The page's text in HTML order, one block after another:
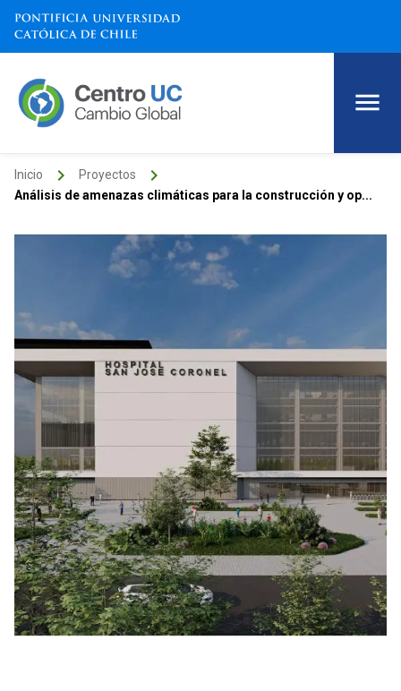
Inicio keyboard_arrow_right Proyectos keyboard_arrow_right
Análisis de amenazas climáticas para la construcción y op...